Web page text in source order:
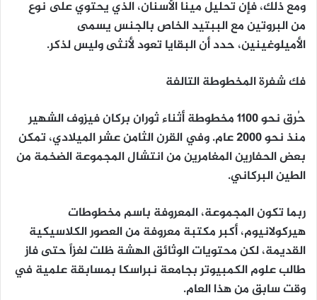
ومع ذلك، فإن تحليل مينا الأسنان، الذي يحتوي على نوع
من البروتين مع الببتيد الخاص بالجنس يسمى
الأميلوغينين، حدد أن البقايا تعود لأنثى وليس لذكر.
فك شفرة المخطوطة التالفة
حُرق نحو 1100 مخطوطة أثناء ثوران بركان فيزوف الشهير
منذ نحو 2000 عام. وفي القرن الثامن عشر الميلادي، تمكن
بعض الحفارين المغامرين من انتشال المجموعة الضخمة من
الطين البركاني.
ربما تكون المجموعة، المعروفة باسم مخطوطات
هيركولانيوم، أكبر مكتبة معروفة من العصور الكلاسيكية
القديمة، لكن محتويات الوثائق الهشة ظلت لغزاً حتى فاز
طالب علوم الكمبيوتر بجامعة نبراسكا بمسابقة علمية في
وقت سابق من هذا العام.